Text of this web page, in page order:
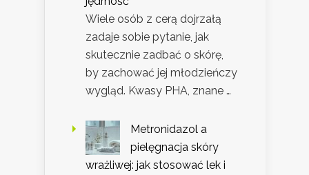
Wiele osób z cerą dojrzałą
zadaje sobie pytanie, jak
skutecznie zadbać o skórę,
by zachować jej młodzieńczy
wygląd. Kwasy PHA, znane …
Metronidazol a
pielęgnacja skóry
wrażliwej: jak stosować lek i